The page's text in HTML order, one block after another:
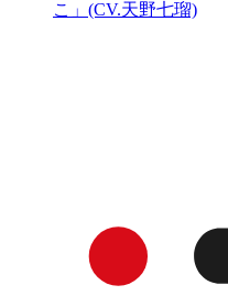
こ」(CV.天野七瑠)